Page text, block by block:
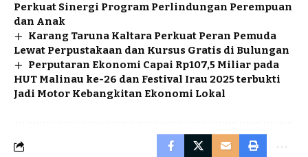
Perkuat Sinergi Program Perlindungan Perempuan
dan Anak
Karang Taruna Kaltara Perkuat Peran Pemuda
Lewat Perpustakaan dan Kursus Gratis di Bulungan
Perputaran Ekonomi Capai Rp107,5 Miliar pada
HUT Malinau ke-26 dan Festival Irau 2025 terbukti
Jadi Motor Kebangkitan Ekonomi Lokal